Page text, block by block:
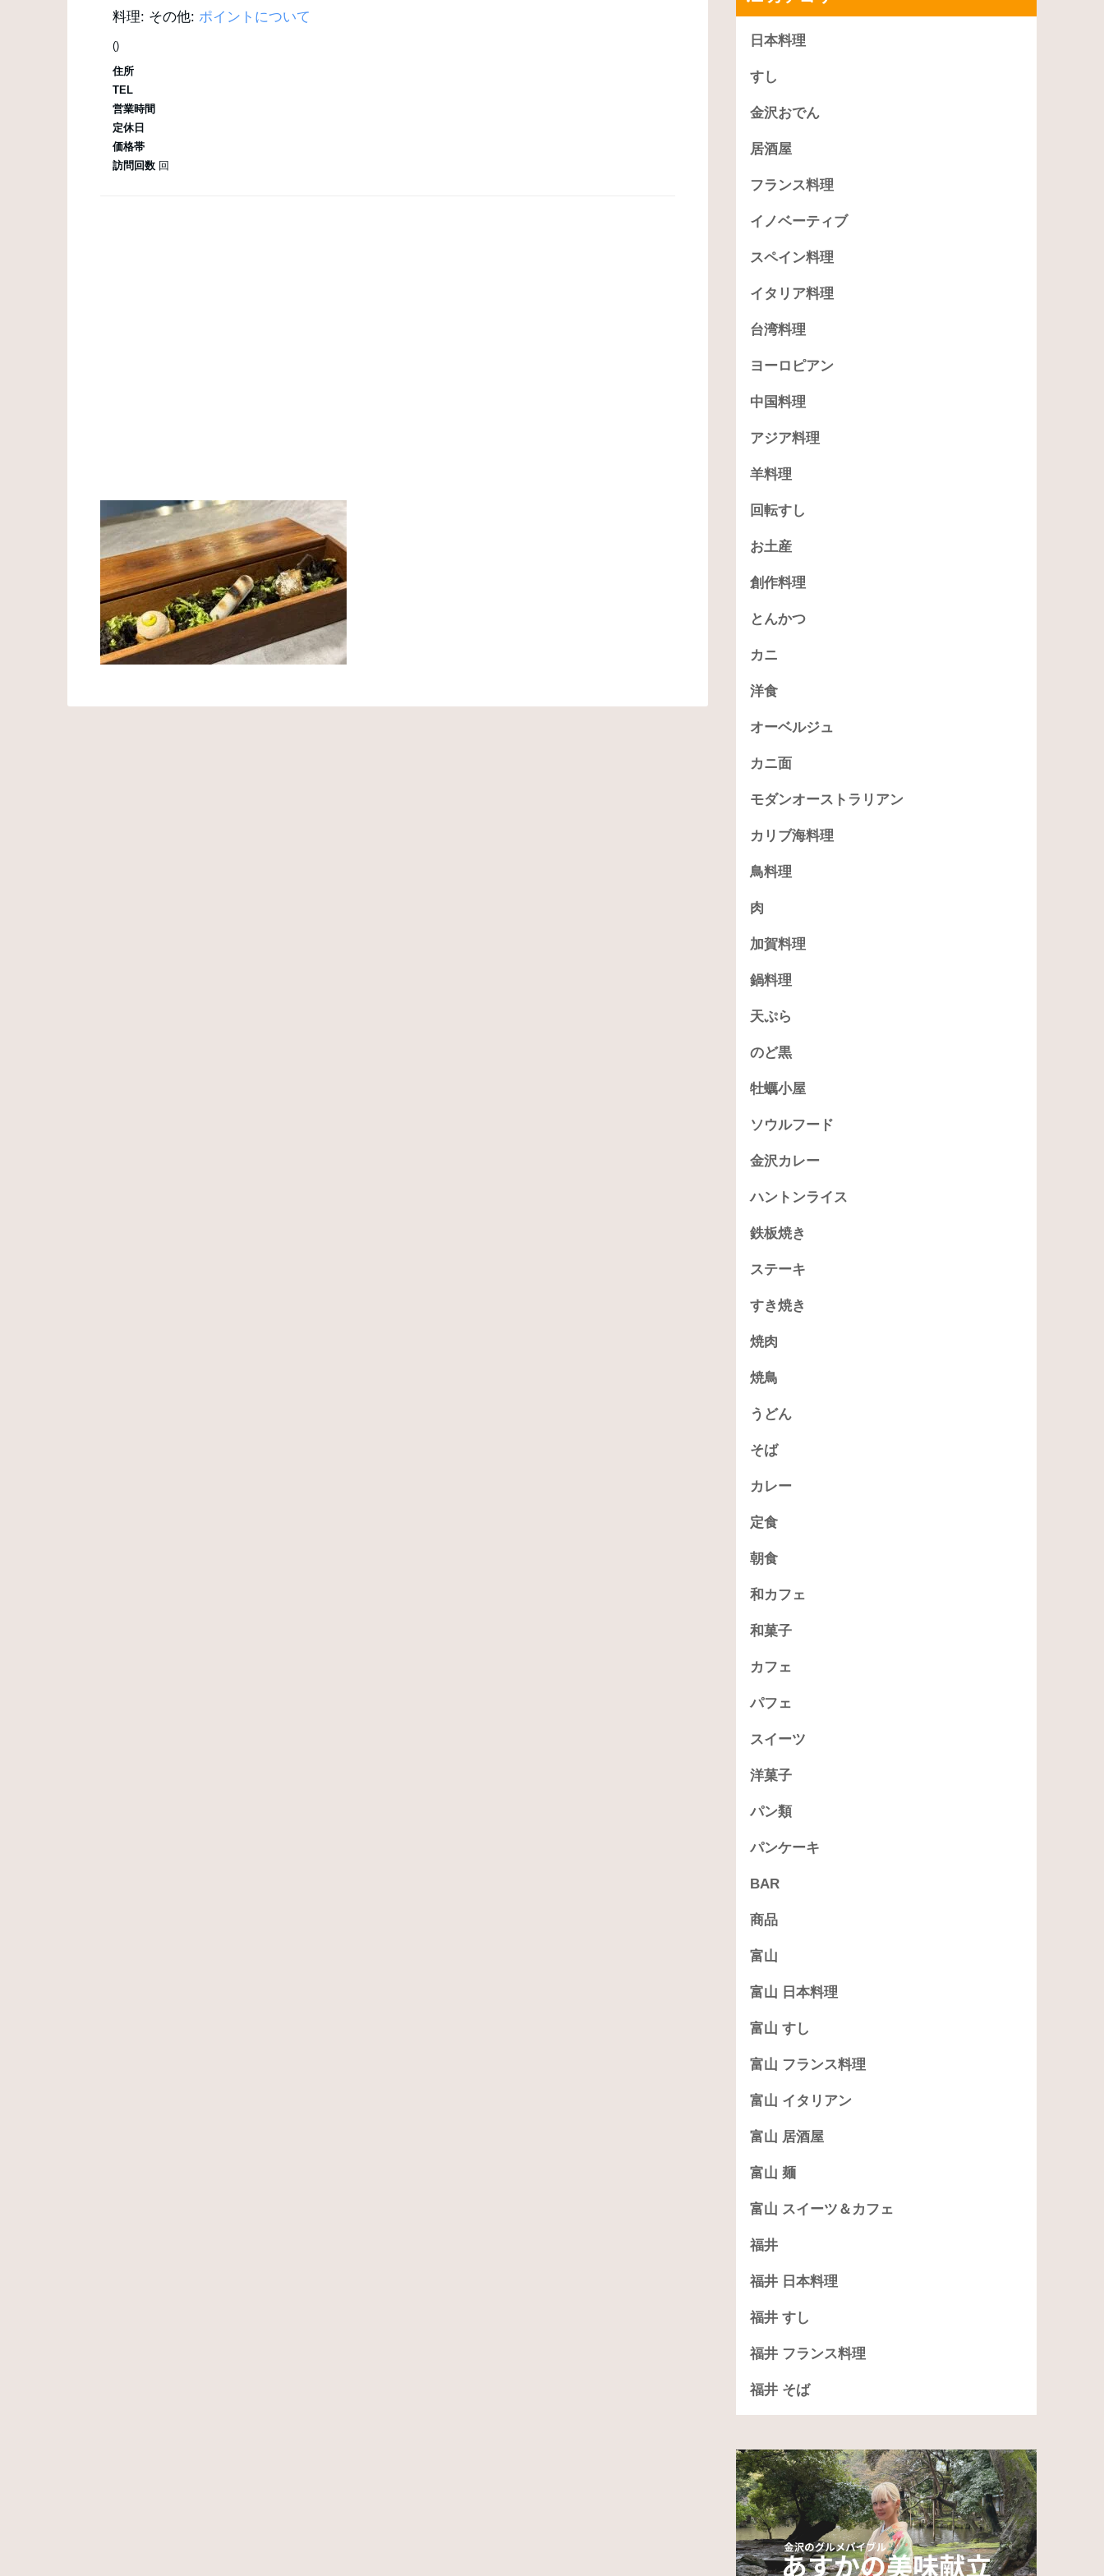
料理: その他: ポイントについて
()
住所
TEL
営業時間
定休日
価格帯
訪問回数 回
日本料理
すし
金沢おでん
居酒屋
フランス料理
イノベーティブ
スペイン料理
イタリア料理
台湾料理
ヨーロピアン
中国料理
アジア料理
羊料理
回転すし
お土産
創作料理
とんかつ
カニ
洋食
オーベルジュ
カニ面
モダンオーストラリアン
カリブ海料理
鳥料理
肉
加賀料理
鍋料理
天ぷら
のど黒
牡蠣小屋
ソウルフード
金沢カレー
ハントンライス
鉄板焼き
ステーキ
すき焼き
焼肉
焼鳥
うどん
そば
カレー
定食
朝食
和カフェ
和菓子
カフェ
パフェ
スイーツ
洋菓子
パン類
パンケーキ
BAR
商品
富山
富山 日本料理
富山 すし
富山 フランス料理
富山 イタリアン
富山 居酒屋
富山 麺
富山 スイーツ＆カフェ
福井
福井 日本料理
福井 すし
福井 フランス料理
福井 そば